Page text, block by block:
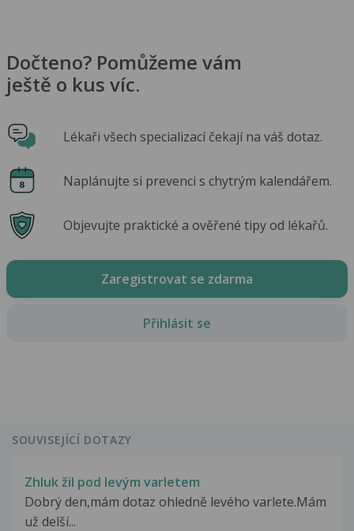
Dočteno? Pomůžeme vám
ještě o kus víc.
Lékaři všech specializací čekají na váš dotaz.
Naplánujte si prevenci s chytrým kalendářem.
Objevujte praktické a ověřené tipy od lékařů.
Zaregistrovat se zdarma
Přihlásit se
SOUVISEJÍCÍ DOTAZY
Zhluk žil pod levým varletem
Dobrý den,mám dotaz ohledně levého varlete.Mám
už delší...